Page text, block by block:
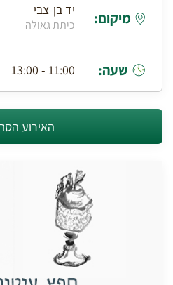
מיקום: יד בן-צבי
כיתת גאולה
שעה: 11:00 - 13:00
האירוע